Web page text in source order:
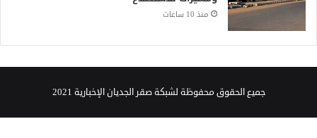
منذ 10 ساعات
جميع الحقوق محفوظة لشبكة صقر الجديان الإخبارية 2021